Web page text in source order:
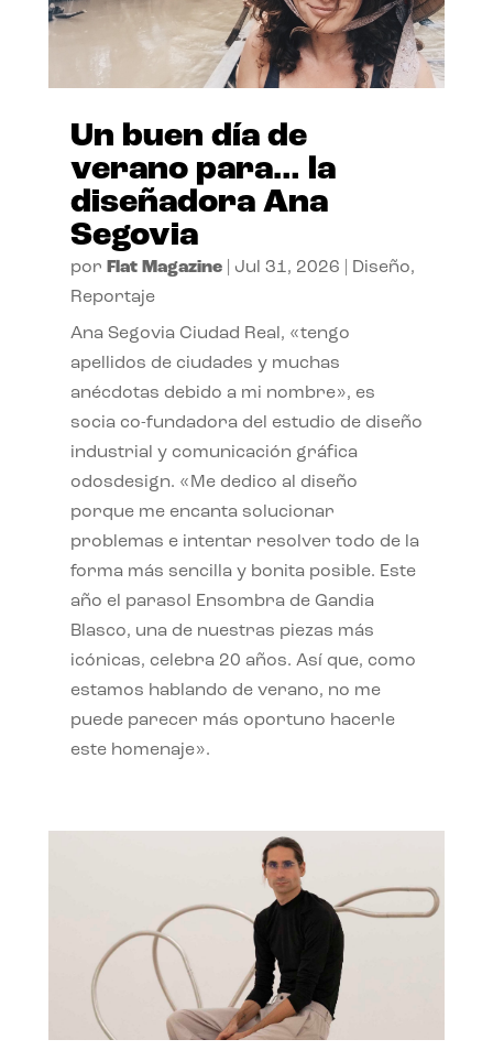
Un buen día de
verano para… la
diseñadora Ana
Segovia
por Flat Magazine| Jul 31, 2026 Diseño,
Reportaje
Ana Segovia Ciudad Real, «tengo
apellidos de ciudades y muchas
anécdotas debido a mi nombre», es
socia co-fundadora del estudio de diseño
industrial y comunicación gráfica
odosdesign. «Me dedico al diseño
porque me encanta solucionar
problemas e intentar resolver todo de la
forma más sencilla y bonita posible. Este
año el parasol Ensombra de Gandia
Blasco, una de nuestras piezas más
icónicas, celebra 20 años. Así que, como
estamos hablando de verano, no me
puede parecer más oportuno hacerle
este homenaje».